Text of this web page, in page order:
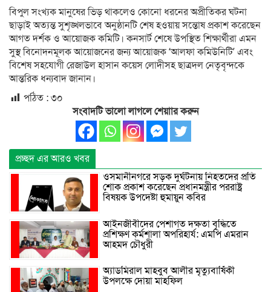
বিপুল সংখ্যক মানুষের ভিড় থাকলেও কোনো ধরনের অপ্রীতিকর ঘটনা
ছাড়াই অত্যন্ত সুশৃঙ্খলভাবে অনুষ্ঠানটি শেষ হওয়ায় সন্তোষ প্রকাশ করেছেন
আগত দর্শক ও আয়োজক কমিটি। কনসার্ট শেষে উপস্থিত শিক্ষার্থীরা এমন
সুস্থ বিনোদনমূলক আয়োজনের জন্য আয়োজক ‘আলফা কমিউনিটি’ এবং
বিশেষ সহযোগী রেজাউল হাসান কয়েস লোদীসহ ছাত্রদল নেতৃবৃন্দকে
আন্তরিক ধন্যবাদ জানান।
পঠিত : ৩০
সংবাদটি ভালো লাগলে শেয়াার করুন
প্রচ্ছদ এর আরও খবর
ওসমানীনগরে সড়ক দুর্ঘটনায় নিহতদের প্রতি
শোক প্রকাশ করেছেন প্রধানমন্ত্রীর পররাষ্ট্র
বিষয়ক উপদেষ্টা হুমায়ুন কবির
আইনজীবীদের পেশাগত দক্ষতা বৃদ্ধিতে
প্রশিক্ষণ কর্মশালা অপরিহার্য: এমপি এমরান
আহমদ চৌধুরী
অ্যাডমিরাল মাহবুব আলীর মৃত্যুবার্ষিকী
উপলক্ষে দোয়া মাহফিল